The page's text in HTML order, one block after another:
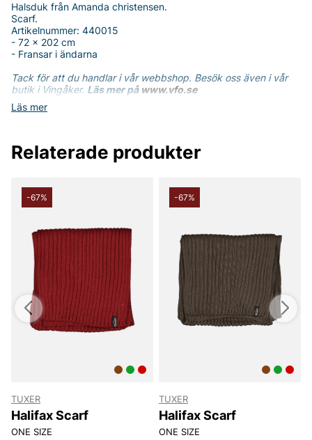
Läs mer
Halsduk från Amanda christensen.
Scarf.
Artikelnummer: 440015
- 72 x 202 cm
- Fransar i ändarna
Tack för att du handlar i vår webbshop. Besök oss även i vår
butik i Vingåker. Läs mer på www.vfo.se
Relaterade produkter
-67%
TUXER
Halifax Scarf
ONE SIZE
-67%
TUXER
Halifax Scarf
ONE SIZE